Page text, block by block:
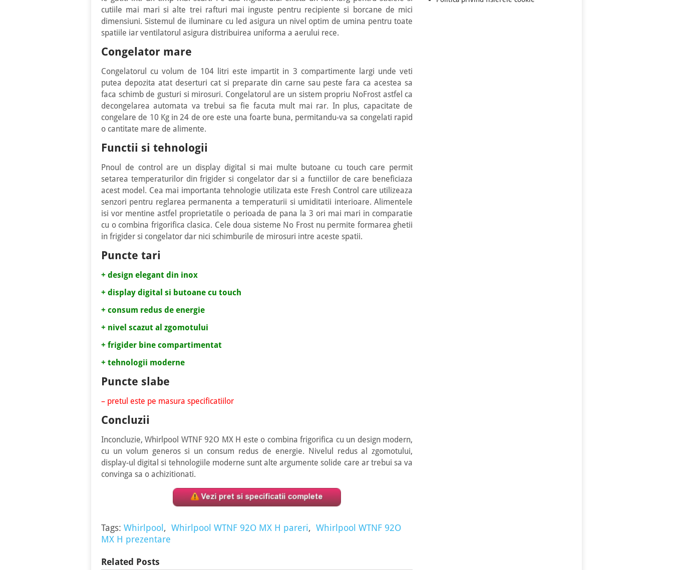
cutiile mai mari si alte trei rafturi mai inguste pentru recipiente si borcane de mici
dimensiuni. Sistemul de iluminare cu led asigura un nivel optim de umina pentru toate
spatiile iar ventilatorul asigura distribuirea uniforma a aerului rece.
Congelator mare
Congelatorul cu volum de 104 litri este impartit in 3 compartimente largi unde veti
putea depozita atat deserturi cat si preparate din carne sau peste fara ca acestea sa
faca schimb de gusturi si mirosuri. Congelatorul are un sistem propriu NoFrost astfel ca
decongelarea automata va trebui sa fie facuta mult mai rar. In plus, capacitate de
congelare de 10 Kg in 24 de ore este una foarte buna, permitandu-va sa congelati rapid
o cantitate mare de alimente.
Functii si tehnologii
Pnoul de control are un display digital si mai multe butoane cu touch care permit
setarea temperaturilor din frigider si congelator dar si a functiilor de care beneficiaza
acest model. Cea mai importanta tehnologie utilizata este Fresh Control care utilizeaza
senzori pentru reglarea permanenta a temperaturii si umiditatii interioare. Alimentele
isi vor mentine astfel proprietatile o perioada de pana la 3 ori mai mari in comparatie
cu o combina frigorifica clasica. Cele doua sisteme No Frost nu permite formarea ghetii
in frigider si congelator dar nici schimburile de mirosuri intre aceste spatii.
Puncte tari
+ design elegant din inox
+ display digital si butoane cu touch
+ consum redus de energie
+ nivel scazut al zgomotului
+ frigider bine compartimentat
+ tehnologii moderne
Puncte slabe
– pretul este pe masura specificatiilor
Concluzii
Inconcluzie, Whirlpool WTNF 92O MX H este o combina frigorifica cu un design modern,
cu un volum generos si un consum redus de energie. Nivelul redus al zgomotului,
display-ul digital si tehnologiile moderne sunt alte argumente solide care ar trebui sa va
convinga sa o achizitionati.
Tags: Whirlpool , Whirlpool WTNF 92O MX H pareri, Whirlpool WTNF 92O
MX H prezentare
Related Posts